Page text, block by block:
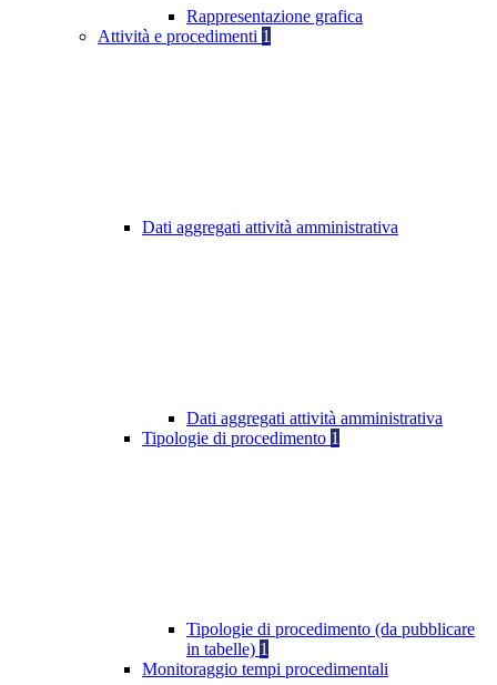
Rappresentazione grafica
Attività e procedimenti 1
Dati aggregati attività amministrativa
Dati aggregati attività amministrativa
Tipologie di procedimento 1
Tipologie di procedimento (da pubblicare
in tabelle) 1
Monitoraggio tempi procedimentali